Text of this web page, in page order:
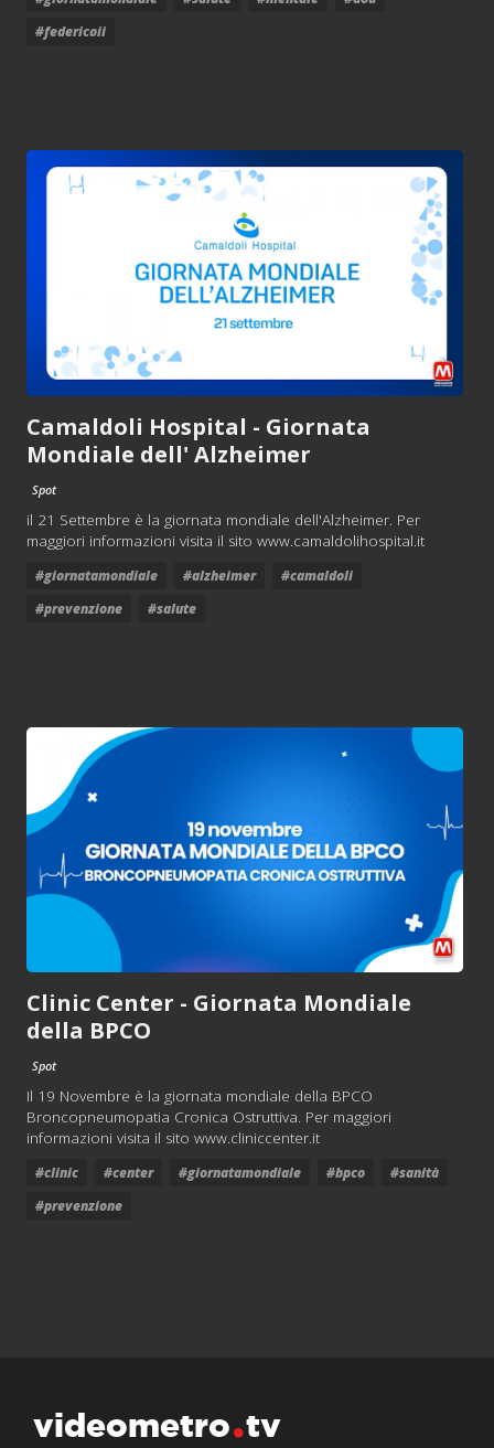
#federicoii
Camaldoli Hospital - Giornata
Mondiale dell' Alzheimer
Spot
il 21 Settembre è la giornata mondiale dell'Alzheimer. Per
maggiori informazioni visita il sito www.camaldolihospital.it
#giornatamondiale #alzheimer
#camaldoli
#prevenzione
#salute
Clinic Center - Giornata Mondiale
della BPCO
Spot
Il 19 Novembre è la giornata mondiale della BPCO
Broncopneumopatia Cronica Ostruttiva. Per maggiori
informazioni visita il sito www.cliniccenter.it
#clinic #center #giornatamondiale #bpco
#sanità
#prevenzione
videometro tv